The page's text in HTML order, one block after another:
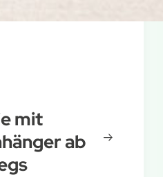
mit
ab